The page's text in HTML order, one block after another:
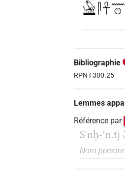
𓲧𓋴𓋹𓈖𓐍
Bibliographie
RPN I 300.25
Lemmes
Référence par
Sꜥnḫ-Ꜥn.tj
Nom